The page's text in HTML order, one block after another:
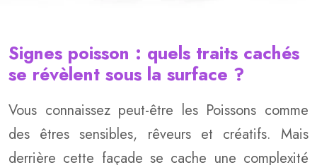
Signes poisson : quels traits cachés
se révèlent sous la surface ?
Vous connaissez peut-être les Poissons comme
des êtres sensibles, rêveurs et créatifs. Mais
derrière cette façade se cache une complexité